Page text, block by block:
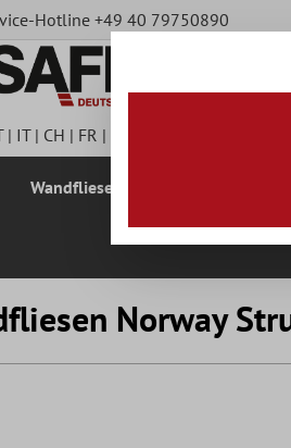
Hotline +49 40 79750890
| IT| CH | FR |
Wandfliesen
Norway